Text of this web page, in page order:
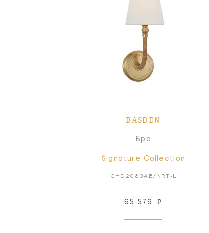
BASDEN
Бра
Signature Collection
CHD2080AB/NRT-L
65 579 ₽